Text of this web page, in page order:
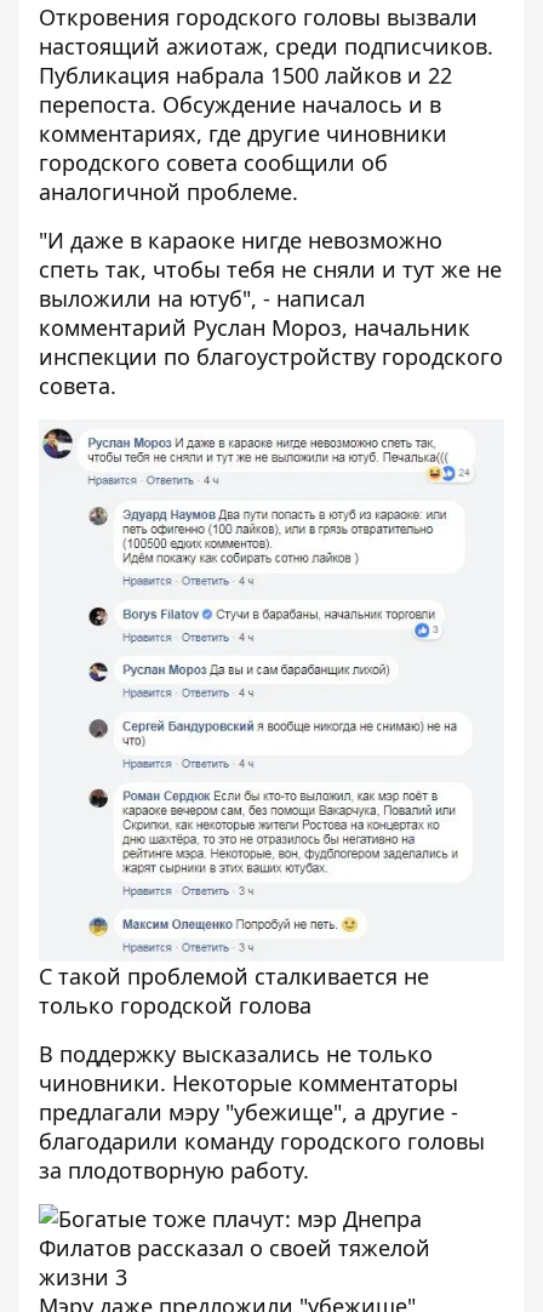
Откровения городского головы вызвали
настоящий ажиотаж, среди подписчиков.
Публикация набрала 1500 лайков и 22
перепоста. Обсуждение началось и в
комментариях, где другие чиновники
городского совета сообщили об
аналогичной проблеме.
"И даже в караоке нигде невозможно
спеть так, чтобы тебя не сняли и тут же не
выложили на ютуб", - написал
комментарий Руслан Мороз, начальник
инспекции по благоустройству городского
совета.
С такой проблемой сталкивается не
только городской голова
В поддержку высказались не только
чиновники. Некоторые комментаторы
предлагали мэру "убежище", а другие -
благодарили команду городского головы
за плодотворную работу.
Мэру даже предложили "убежище"